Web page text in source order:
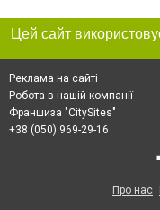
Реклама на сайті
Робота в нашій компанії
Франшиза "CitySites"
+38 (050) 969-29-16
Про нас